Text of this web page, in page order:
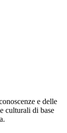
e delle
culturali di base